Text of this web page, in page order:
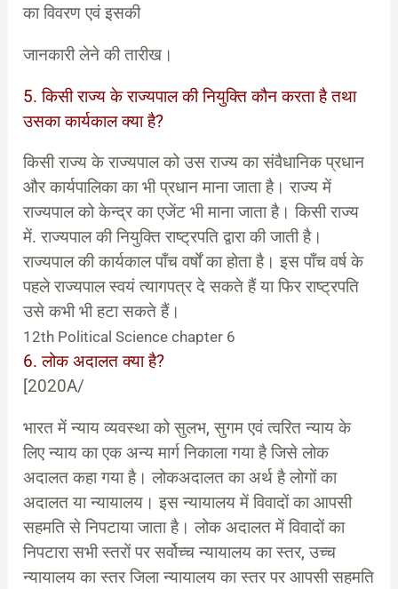
का विवरण एवं इसकी
जानकारी लेने की तारीख।
5. किसी राज्य के राज्यपाल की नियुक्ति कौन करता है तथा
उसका कार्यकाल क्या है?
किसी राज्य के राज्यपाल को उस राज्य का संवैधानिक प्रधान
और कार्यपालिका का भी प्रधान माना जाता है। राज्य में
राज्यपाल को केन्द्र का एजेंट भी माना जाता है। किसी राज्य
में. राज्यपाल की नियुक्ति राष्ट्रपति द्वारा की जाती है।
राज्यपाल की कार्यकाल पाँच वर्षों का होता है। इस पाँच वर्ष के
पहले राज्यपाल स्वयं त्यागपत्र दे सकते हैं या फिर राष्ट्रपति
उसे कभी भी हटा सकते हैं।
12th Political Science chapter 6
6. लोक अदालत क्या है?
[2020A/
भारत में न्याय व्यवस्था को सुलभ, सुगम एवं त्वरित न्याय के
लिए न्याय का एक अन्य मार्ग निकाला गया है जिसे लोक
अदालत कहा गया है। लोकअदालत का अर्थ है लोगों का
अदालत या न्यायालय। इस न्यायालय में विवादों का आपसी
सहमति से निपटाया जाता है। लोक अदालत में विवादों का
निपटारा सभी स्तरों पर सर्वोच्च न्यायालय का स्तर, उच्च
न्यायालय का स्तर जिला न्यायालय का स्तर पर आपसी सहमति